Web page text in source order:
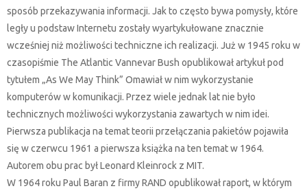
sposób przekazywania informacji. Jak to często bywa pomysły, które
legły u podstaw Internetu zostały wyartykułowane znacznie
wcześniej niż możliwości techniczne ich realizacji. Już w 1945 roku w
czasopiśmie The Atlantic Vannevar Bush opublikował artykuł pod
tytułem „As We May Think” Omawiał w nim wykorzystanie
komputerów w komunikacji. Przez wiele jednak lat nie było
technicznych możliwości wykorzystania zawartych w nim idei.
Pierwsza publikacja na temat teorii przełączania pakietów pojawiła
się w czerwcu 1961 a pierwsza książka na ten temat w 1964.
Autorem obu prac był Leonard Kleinrock z MIT.
W 1964 roku Paul Baran z firmy RAND opublikował raport, w którym